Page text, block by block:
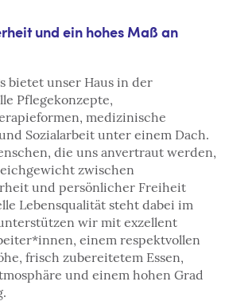
und ein hohes Maß an
bietet unser Haus in der
Pflegekonzepte,
medizinische
Sozialarbeit unter einem Dach.
die uns anvertraut werden,
zwischen
und persönlicher Freiheit
Lebensqualität steht dabei im
wir mit exzellent
einem respektvollen
frisch zubereitetem Essen,
und einem hohen Grad